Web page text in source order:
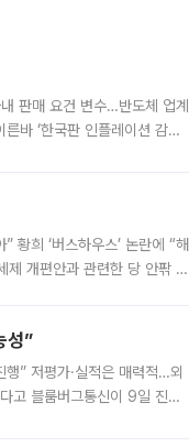
판매 요건 변수…반도체 업계
바 ‘한국판 인플레이션 감축
황희 ‘버스하우스’ 논란에 “해
제 개편안과 관련한 당 안팎 의
성”
” 저평가·실적은 매력적…외
고 블룸버그통신이 9일 진단